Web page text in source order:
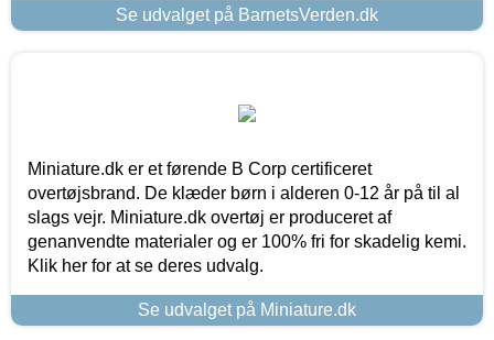
Se udvalget på BarnetsVerden.dk
Miniature.dk er et førende B Corp certificeret
overtøjsbrand. De klæder børn i alderen 0-12 år på til al
slags vejr. Miniature.dk overtøj er produceret af
genanvendte materialer og er 100% fri for skadelig kemi.
Klik her for at se deres udvalg.
Se udvalget på Miniature.dk